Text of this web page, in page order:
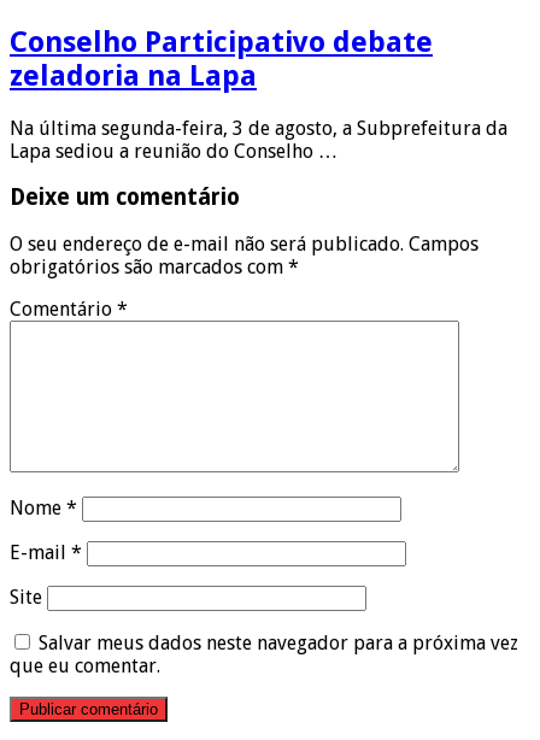
Conselho Participativo debate
zeladoria na Lapa
Na última segunda-feira, 3 de agosto, a Subprefeitura da
Lapa sediou a reunião do Conselho …
Deixe um comentário
O seu endereço de e-mail não será publicado. Campos
obrigatórios são marcados com *
Comentário *
Nome *
E-mail *
Site
Salvar meus dados neste navegador para a próxima vez
que eu comentar.